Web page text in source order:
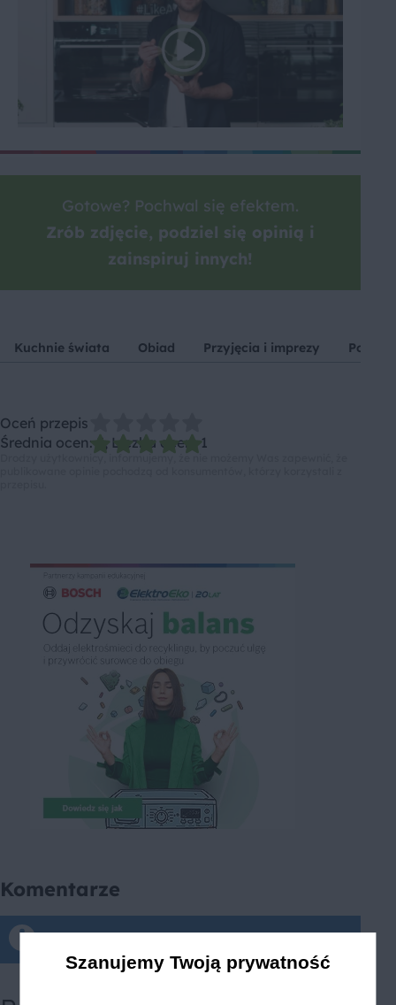
Gotowe? Pochwal się efektem.
Zrób zdjęcie, podziel się opinią i
zainspiruj innych!
Kuchnie świata Obiad Przyjęcia i imprezy
Oceń przepis
Średnia ocen: 5, Liczba ocen: 1
Komentarze
Szanujemy Twoją prywatność